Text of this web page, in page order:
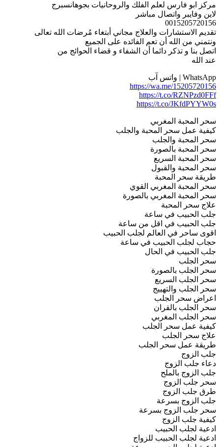
مركز ابو فارس لعلم الفلك والروحانيات بجوهانسبرج
لاين وفايبر واتصال مباشر
0015205720156
تقديم الاستشارات والعلاج مجاني أبتغاء مُرضات الله تعالى
ونتمني من الله أن تعم الفائده على الجميع
اتصل بنا و تذكر دائما أن الشفاء و قضاء الحوائج من
عند الله
WhatsApp | واتس آب
https://wa.me/15205720156
https://t.co/RZNPzd0FFf
https://t.co/JKfdPYYW0s
سحر المحبة المغربي
كيفية عمل سحر المحبة والجلب
سحر المحبة والجلب
سحر المحبة بالصورة
سحر المحبة السريع
سحر المحبة والقبول
طريقة سحر المحبة
سحر المحبة المغربي القوي
سحر المحبة المغربي بالصورة
علاج سحر المحبة
جلب الحبيب في ساعة
جلب الحبيب في اقل من ساعة
اقوى ساحر في العالم لجلب الحبيب
حجاب لجلب الحبيب في ساعة
جلب الحبيب في الحال
سحر الجلب
سحر الجلب بالصورة
سحر الجلب السريع
سحر الجلب والتهييج
اعراض سحر الجلب
سحر الجلب بالقران
سحر الجلب المغربي
كيفية عمل سحر الجلب
علاج سحر الجلب
طريقة عمل سحر الجلب
جلب الزوج
دعاء جلب الزوج
جلب الزوج بالملح
سحر جلب الزوج
طرق جلب الزوج
جلب الزوج بسرعة
سحر جلب الزوج بسرعة
كيفية جلب الزوج
ادعية لجلب الحبيب
ادعية لجلب الحبيب للزواج